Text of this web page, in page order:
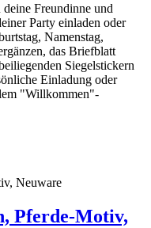
Freundinne und
Party einladen oder
Namenstag,
das Briefblatt
Siegelstickern
Einladung oder
"Willkommen"-
Pferde-Motiv,